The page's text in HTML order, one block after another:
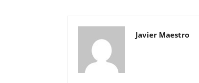
Javier Maestro